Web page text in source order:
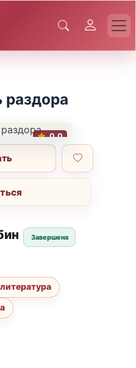
раздора
0.0
Завершена